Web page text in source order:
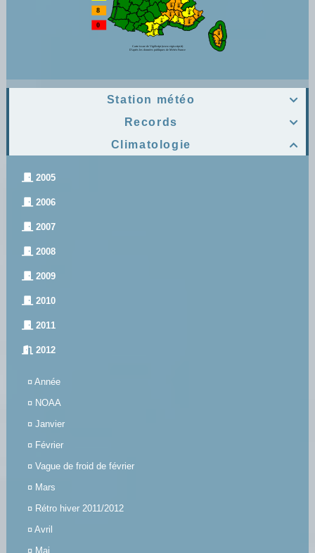

Station météo

Records

Climatologie
2005
2006
2007
2008
2009
2010
2011
2012
¤ Année
¤ NOAA
¤ Janvier
¤ Février
¤ Vague de froid de février
¤ Mars
¤ Rétro hiver 2011/2012
¤ Avril
¤ Mai